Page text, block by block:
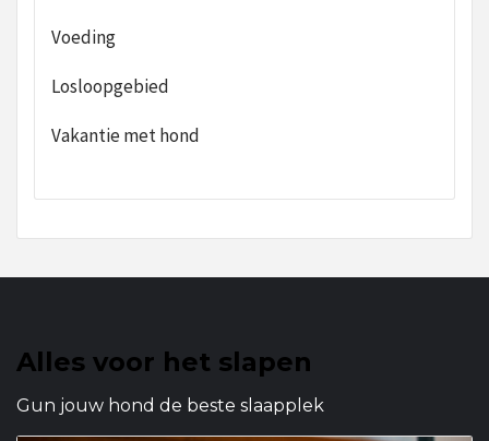
Voeding
Losloopgebied
Vakantie met hond
Alles voor het slapen
Gun jouw hond de beste slaapplek